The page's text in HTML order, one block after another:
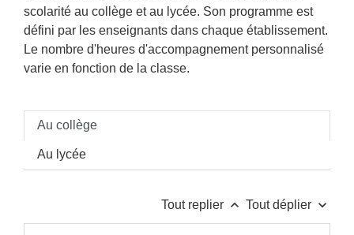
scolarité au collège et au lycée. Son programme est
défini par les enseignants dans chaque établissement.
Le nombre d'heures d'accompagnement personnalisé
varie en fonction de la classe.
Au collège
Au lycée
Tout replier keyboard_arrow_up Tout déplier keyboard_arrow_down